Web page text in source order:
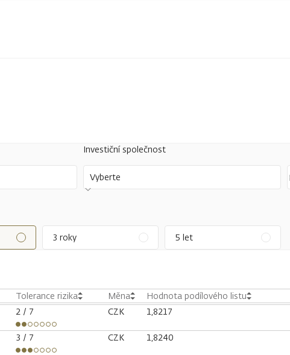
Investiční společnost
Vyberte
3 roky 5 let
Tolerance rizika Měna Hodnota podílového listu
2 / 7 CZK 1,8217
3 / 7 CZK 1,8240